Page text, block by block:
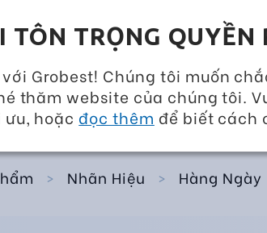
TÔN TRỌNG QUYỀN
Grobest! Chúng tôi muốn
thăm website của chúng tôi.
hoặc đọc thêm để biết cách
Group GIẢI
VỀ
> Nhãn Hiệu > Hàng Ngày